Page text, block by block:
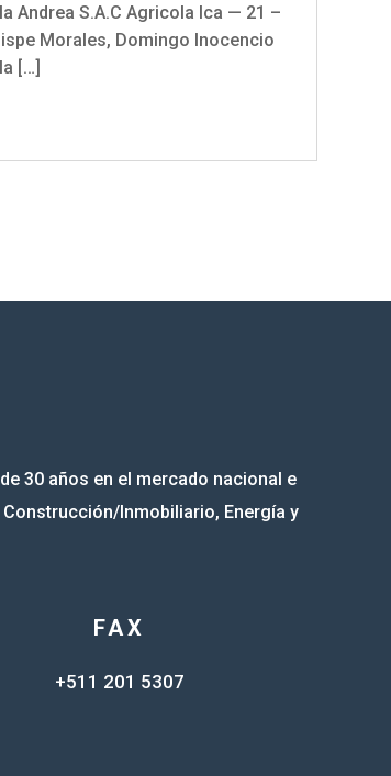
Andrea S.A.C Agricola Ica — 21 –
Morales, Domingo Inocencio
[…]
30 años en el mercado nacional e
Inmobiliario, Energía y
FAX
+511 201 5307